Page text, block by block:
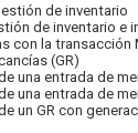
de inventario
de inventario e
con la transacción
(GR)
una entrada de
una entrada de
un GR con